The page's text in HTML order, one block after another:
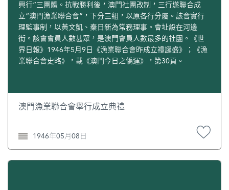
興行”三團體。抗戰勝利後，澳門社團改制，三行遂聯合成
立“澳門漁業聯合會”，下分三組，以原各行分屬。該會實行
理監事制，以黃文凱、秦日新為常務理事。會址設在河邊
街。該會會員人數甚眾，是澳門會員人數最多的社團。《世
界日報》1946年5月9日《漁業聯合會昨成立禮誕盛》；《漁
業聯合會史略》，載《澳門今日之僑運》，第30頁。
澳門漁業聯合會舉行成立典禮
1946年05月08日